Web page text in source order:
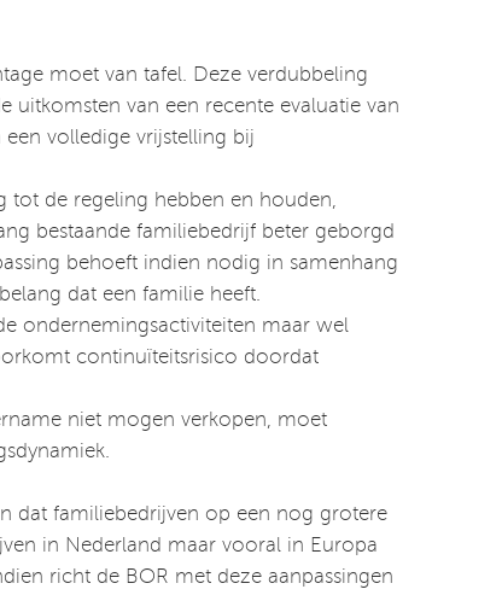
moet van tafel. Deze verdubbeling
uitkomsten van een recente evaluatie van
volledige vrijstelling bij
tot de regeling hebben en houden,
bestaande familiebedrijf beter geborgd
behoeft indien nodig in samenhang
dat een familie heeft.
ondernemingsactiviteiten maar wel
continuïteitsrisico doordat
niet mogen verkopen, moet
dat familiebedrijven op een nog grotere
in Nederland maar vooral in Europa
richt de BOR met deze aanpassingen